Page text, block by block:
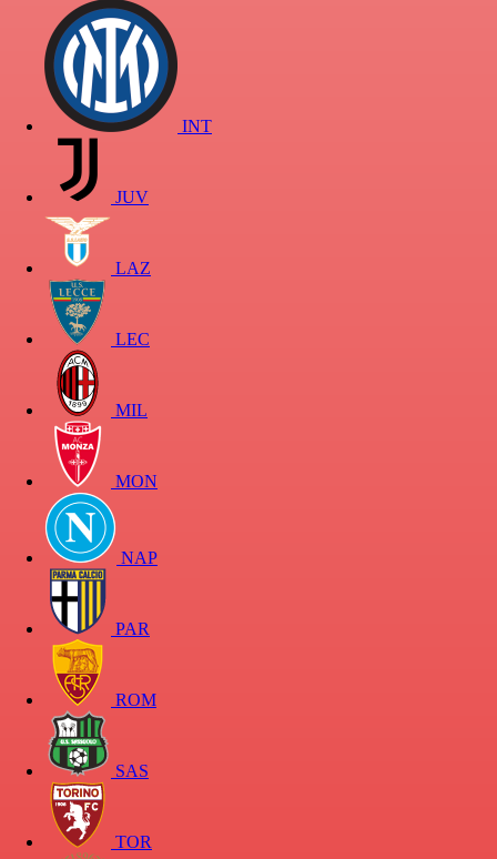
INT
JUV
LAZ
LEC
MIL
MON
NAP
PAR
ROM
SAS
TOR